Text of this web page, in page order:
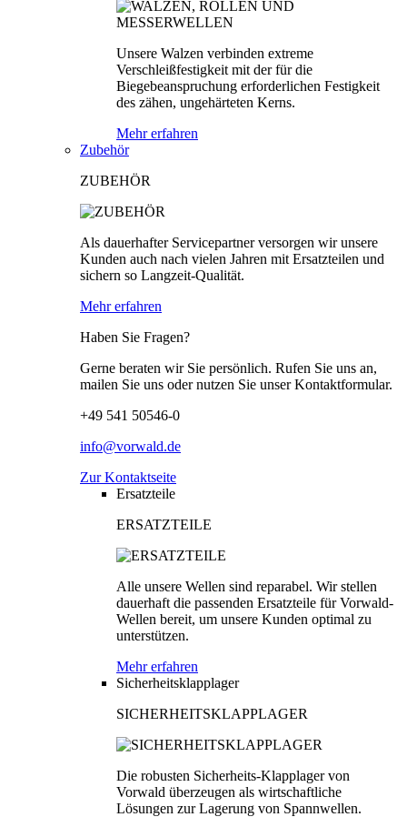
Unsere Walzen verbinden extreme
Verschleißfestigkeit mit der für die
Biegebeanspruchung erforderlichen Festigkeit
des zähen, ungehärteten Kerns.
Mehr erfahren
Zubehör
ZUBEHÖR
Als dauerhafter Servicepartner versorgen wir unsere
Kunden auch nach vielen Jahren mit Ersatzteilen und
sichern so Langzeit-Qualität.
Mehr erfahren
Haben Sie Fragen?
Gerne beraten wir Sie persönlich. Rufen Sie uns an,
mailen Sie uns oder nutzen Sie unser Kontaktformular.
+49 541 50546-0
info@vorwald.de
Zur Kontaktseite
Ersatzteile
ERSATZTEILE
Alle unsere Wellen sind reparabel. Wir stellen
dauerhaft die passenden Ersatzteile für Vorwald-
Wellen bereit, um unsere Kunden optimal zu
unterstützen.
Mehr erfahren
Sicherheitsklapplager
SICHERHEITSKLAPPLAGER
Die robusten Sicherheits-Klapplager von
Vorwald überzeugen als wirtschaftliche
Lösungen zur Lagerung von Spannwellen.